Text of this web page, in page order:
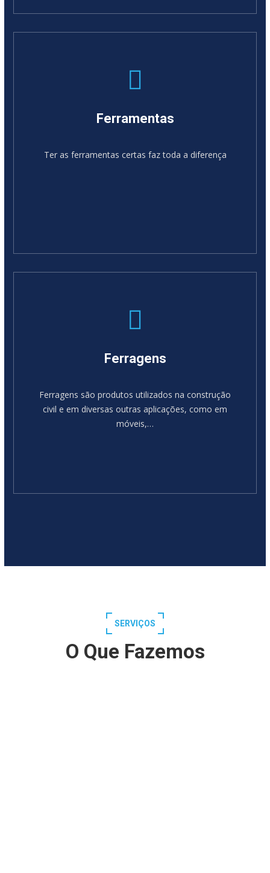
Ferramentas
Ter as ferramentas certas faz toda a diferença
Ferragens
Ferragens são produtos utilizados na construção
civil e em diversas outras aplicações, como em
móveis,…
SERVIÇOS
O Que Fazemos